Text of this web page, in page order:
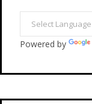
Powered by